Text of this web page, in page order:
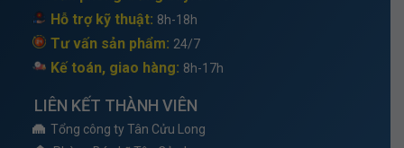
Hỗ trợ kỹ thuật: 8h-18h
Tư vấn sản phẩm: 24/7
Kế toán, giao hàng: 8h-17h
LIÊN KẾT THÀNH VIÊN
Tổng công ty Tân Cửu Long